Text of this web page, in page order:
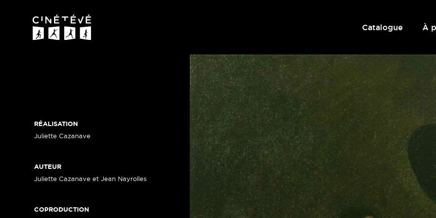
Catalogue À
RÉALISATION
Juliette Cazanave
AUTEUR
Juliette Cazanave et Jean Nayrolles
COPRODUCTION